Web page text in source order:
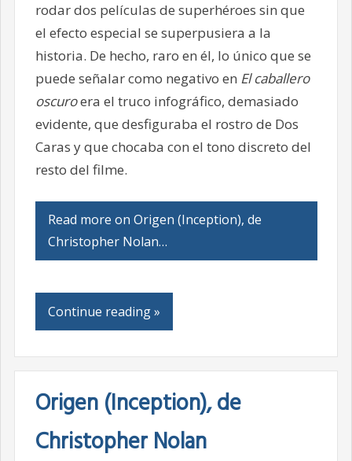
rodar dos películas de superhéroes sin que
el efecto especial se superpusiera a la
historia. De hecho, raro en él, lo único que se
puede señalar como negativo en El caballero
oscuroera el truco infográfico, demasiado
evidente, que desfiguraba el rostro de Dos
Caras y que chocaba con el tono discreto del
resto del filme.
Read more on Origen (Inception), de
Christopher Nolan…
Continue reading »
Origen (Inception), de
Christopher Nolan